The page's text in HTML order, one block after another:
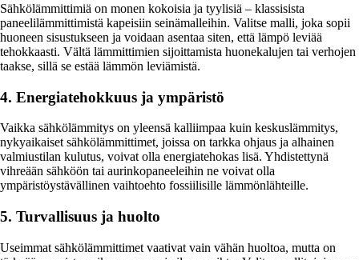
Sähkölämmittimiä on monen kokoisia ja tyylisiä – klassisista
paneelilämmittimistä kapeisiin seinämalleihin. Valitse malli, joka sopii
huoneen sisustukseen ja voidaan asentaa siten, että lämpö leviää
tehokkaasti. Vältä lämmittimien sijoittamista huonekalujen tai verhojen
taakse, sillä se estää lämmön leviämistä.
4. Energiatehokkuus ja ympäristö
Vaikka sähkölämmitys on yleensä kalliimpaa kuin keskuslämmitys,
nykyaikaiset sähkölämmittimet, joissa on tarkka ohjaus ja alhainen
valmiustilan kulutus, voivat olla energiatehokas lisä. Yhdistettynä
vihreään sähköön tai aurinkopaneeleihin ne voivat olla
ympäristöystävällinen vaihtoehto fossiilisille lämmönlähteille.
5. Turvallisuus ja huolto
Useimmat sähkölämmittimet vaativat vain vähän huoltoa, mutta on